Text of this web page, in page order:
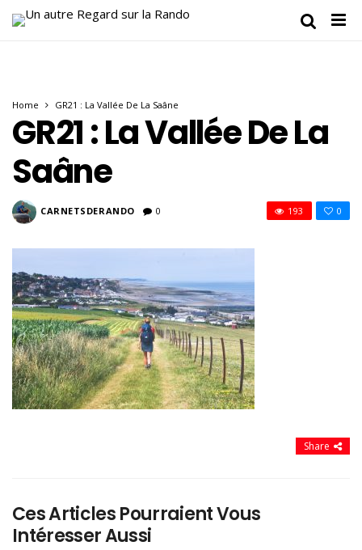
Home GR21 : La Vallée De La Saâne
GR21 : La Vallée De La
Saâne
CARNETSDERANDO 0 0
193
Share
Ces Articles Pourraient Vous
Intéresser Aussi